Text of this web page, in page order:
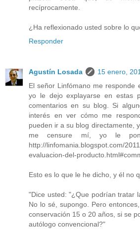
recíprocamente.
¿Ha reflexionado usted sobre lo
Responder
Agustín Losada
15 enero,
El señor Linfómano me responde
yo le dejo explayarse en estas
comentarios en su blog. Si
interés en ver cómo me
pueden ir a su blog directamente,
me censure mí, yo le
http://linfomania.blogspot.com/
evaluacion-del-
Esto es lo que le he dicho, y él no
"Dice usted: "¿Que podrían tratar
No lo sé, supongo. Pero
conservación 15 o 20 años, si se
autólogo convencional?"